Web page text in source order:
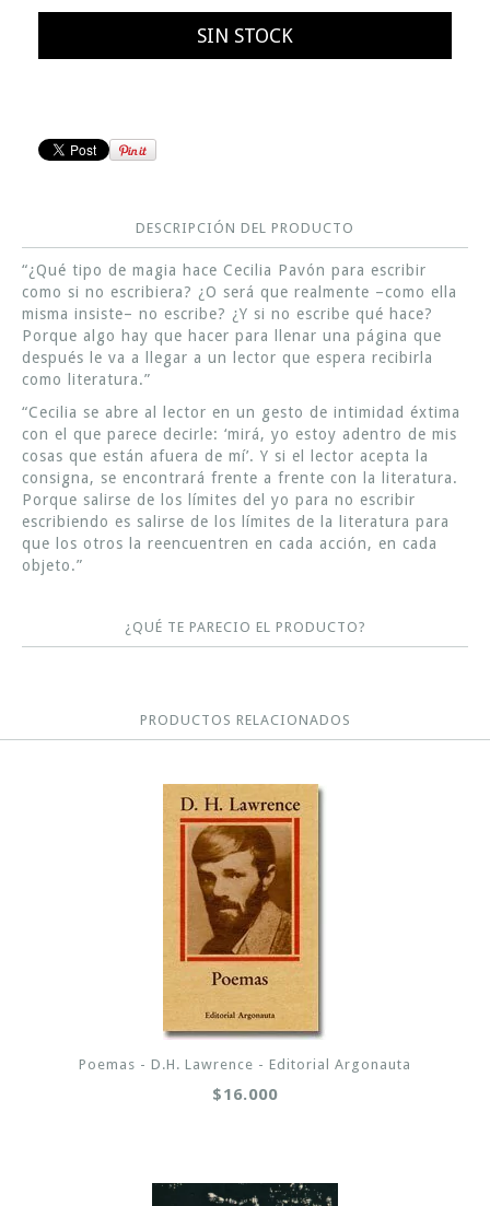
DESCRIPCIÓN DEL PRODUCTO
“¿Qué tipo de magia hace Cecilia Pavón para escribir
como si no escribiera? ¿O será que realmente –como ella
misma insiste– no escribe? ¿Y si no escribe qué hace?
Porque algo hay que hacer para llenar una página que
después le va a llegar a un lector que espera recibirla
como literatura.”
“Cecilia se abre al lector en un gesto de intimidad éxtima
con el que parece decirle: ‘mirá, yo estoy adentro de mis
cosas que están afuera de mí’. Y si el lector acepta la
consigna, se encontrará frente a frente con la literatura.
Porque salirse de los límites del yo para no escribir
escribiendo es salirse de los límites de la literatura para
que los otros la reencuentren en cada acción, en cada
objeto.”
¿QUÉ TE PARECIO EL PRODUCTO?
PRODUCTOS RELACIONADOS
Poemas - D.H. Lawrence - Editorial Argonauta
$16.000